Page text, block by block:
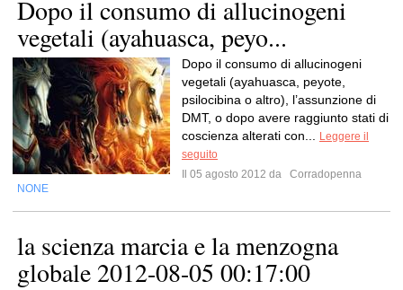
Dopo il consumo di allucinogeni
vegetali (ayahuasca, peyo...
Dopo il consumo di allucinogeni
vegetali (ayahuasca, peyote,
psilocibina o altro), l’assunzione di
DMT, o dopo avere raggiunto stati di
coscienza alterati con...
Leggere il
seguito
Il 05 agosto 2012 da
Corradopenna
NONE
la scienza marcia e la menzogna
globale 2012-08-05 00:17:00